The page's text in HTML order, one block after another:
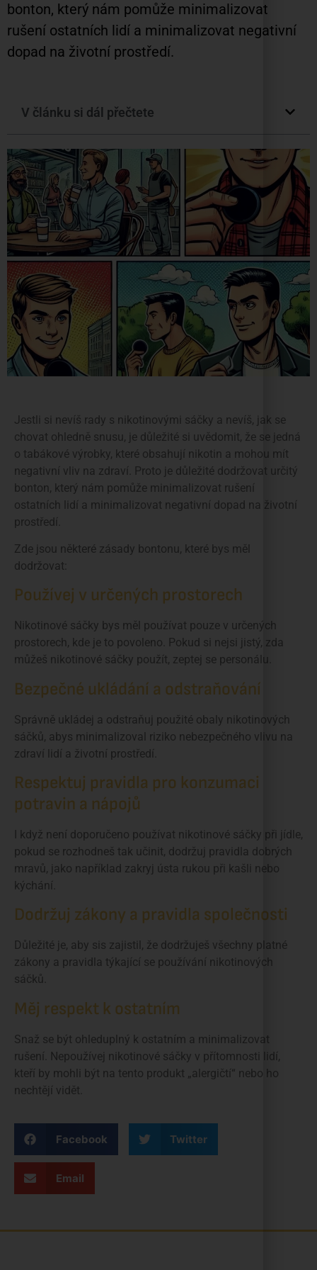
bonton, který nám pomůže minimalizovat
rušení ostatních lidí a minimalizovat negativní
dopad na životní prostředí.
V článku si dál přečtete
Jestli si nevíš rady s nikotinovými sáčky a nevíš, jak se
chovat ohledně snusu, je důležité si uvědomit, že se jedná
o tabákové výrobky, které obsahují nikotin a mohou mít
negativní vliv na zdraví. Proto je důležité dodržovat určitý
bonton, který nám pomůže minimalizovat rušení
ostatních lidí a minimalizovat negativní dopad na životní
prostředí.
Zde jsou některé zásady bontonu, které bys měl
dodržovat:
Používej v určených prostorech
Nikotinové sáčky bys měl používat pouze v určených
prostorech, kde je to povoleno. Pokud si nejsi jistý, zda
můžeš nikotinové sáčky použít, zeptej se personálu.
Bezpečné ukládání a odstraňování
Správně ukládej a odstraňuj použité obaly nikotinových
sáčků, abys minimalizoval riziko nebezpečného vlivu na
zdraví lidí a životní prostředí.
Respektuj pravidla pro konzumaci
potravin a nápojů
I když není doporučeno používat nikotinové sáčky při jídle,
pokud se rozhodneš tak učinit, dodržuj pravidla dobrých
mravů, jako například zakryj ústa rukou při kašli nebo
kýchání.
Dodržuj zákony a pravidla společnosti
Důležité je, aby sis zajistil, že dodržuješ všechny platné
zákony a pravidla týkající se používání nikotinových
sáčků.
Měj respekt k ostatním
Snaž se být ohleduplný k ostatním a minimalizovat
rušení. Nepoužívej nikotinové sáčky v přítomnosti lidí,
kteří by mohli být na tento produkt „alergičtí“ nebo ho
nechtějí vidět.
Facebook Twitter
Email